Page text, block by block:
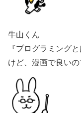
牛山くん
『プログラミング
けど、漫画で良いの